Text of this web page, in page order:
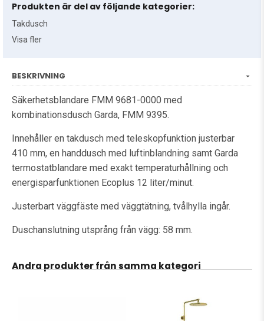
Produkten är del av följande kategorier:
Takdusch
Visa fler
BESKRIVNING
Säkerhetsblandare FMM 9681-0000 med
kombinationsdusch Garda, FMM 9395.
Innehåller en takdusch med teleskopfunktion justerbar
410 mm, en handdusch med luftinblandning samt Garda
termostatblandare med exakt temperaturhållning och
energisparfunktionen Ecoplus 12 liter/minut.
Justerbart väggfäste med väggtätning, tvålhylla ingår.
Duschanslutning utsprång från vägg: 58 mm.
Andra produkter från samma kategori